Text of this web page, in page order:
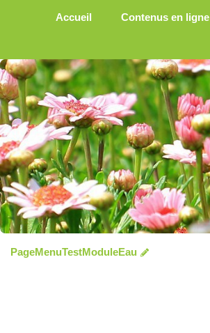
Aller au contenu principal
Accueil Contenus en ligne
PageMenuTestModuleEau